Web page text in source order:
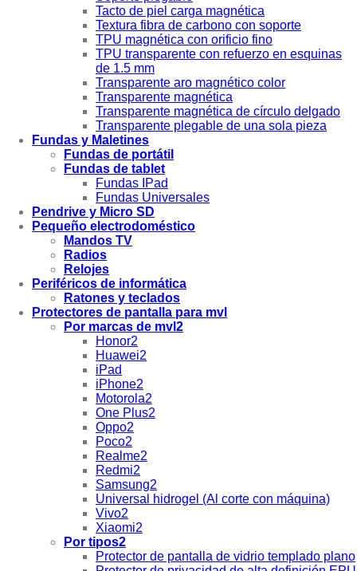
Tacto de piel carga magnética
Textura fibra de carbono con soporte
TPU magnética con orificio fino
TPU transparente con refuerzo en esquinas
de 1.5 mm
Transparente aro magnético color
Transparente magnética
Transparente magnética de círculo delgado
Transparente plegable de una sola pieza
Fundas y Maletines
Fundas de portátil
Fundas de tablet
Fundas IPad
Fundas Universales
Pendrive y Micro SD
Pequeño electrodoméstico
Mandos TV
Radios
Relojes
Periféricos de informática
Ratones y teclados
Protectores de pantalla para mvl
Por marcas de mvl2
Honor2
Huawei2
iPad
iPhone2
Motorola2
One Plus2
Oppo2
Poco2
Realme2
Redmi2
Samsung2
Universal hidrogel (Al corte con máquina)
Vivo2
Xiaomi2
Por tipos2
Protector de pantalla de vidrio templado plano